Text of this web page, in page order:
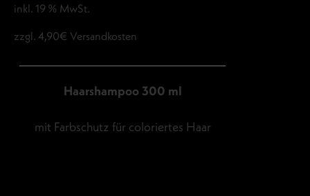
inkl. 19 % MwSt.
zzgl. 4,90€ Versandkosten
Haarshampoo 300 ml
mit Farbschutz für coloriertes Haar